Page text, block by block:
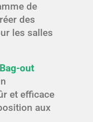
de
des
les salles
out
et efficace
aux